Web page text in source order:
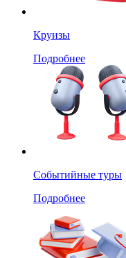
Круизы
Подробнее
Событийные туры
Подробнее